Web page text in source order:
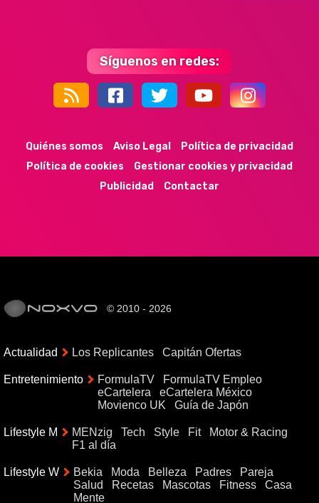
Síguenos en redes:
Quiénes somos Aviso Legal
Política de privacidad
Política de cookies
Gestionar cookies y privacidad
Publicidad
Contactar
© 2010 - 2026
Actualidad Los Replicantes Capitán Ofertas
Entretenimiento FormulaTV
FormulaTV Empleo
eCartelera
eCartelera México
Movienco UK
Guía de Japón
Lifestyle M MENzig Tech Style Fit
Motor & Racing
F1 al día
Lifestyle W Bekia Moda Belleza Padres
Pareja
Salud
Recetas Mascotas Fitness
Casa
Mente